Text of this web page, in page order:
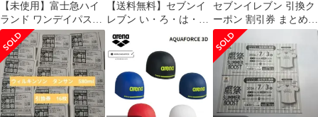
【未使用】富士急ハイ
ランド ワンデイパス引
換券 大人2名分
【送料無料】セブンイ
レブン い・ろ・は・す
1本無料クーポン96本分
①
セブンイレブン 引換ク
ーポン 割引券 まとめ売
り